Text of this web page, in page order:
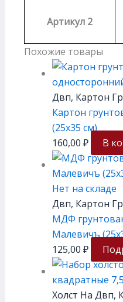
Артикул 2
Похожие товары
Двп, Картон
Картон
(25х35 см)
160,00 ₽ В
Нет на складе
Двп, Картон
МДФ
Малевичъ
125,00 ₽
Холст На Двп,